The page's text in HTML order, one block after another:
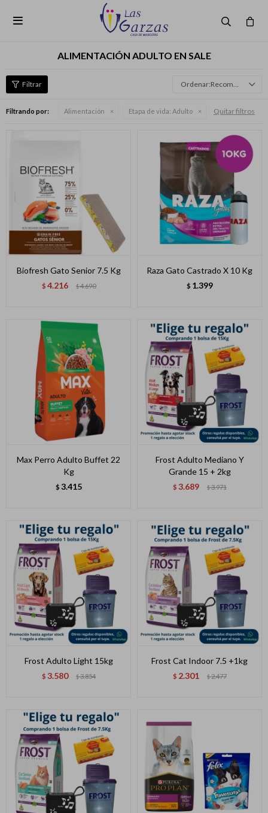

ALIMENTACIÓN ADULTO EN SALE
Recomendados
Filtrando por: Alimentación Etapa de vida: Adulto Quitar filtros
Biofresh Gato Senior 7.5 Kg
$ 4.216 $4.690
Raza Gato Castrado X 10 Kg
$ 1.399
Max Perro Adulto Buffet 22
Kg
$ 3.415
Frost Adulto Mediano Y
Grande 15 + 2kg
$ 3.689 $3.971
Frost Adulto Light 15kg
$ 3.580 $3.854
Frost Cat Indoor 7.5 +1kg
$ 2.301 $2.477